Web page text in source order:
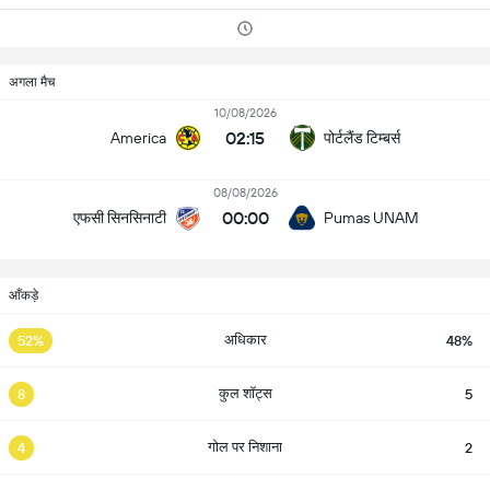
अगला मैच
America
10/08/2026
02:15 पोर्टलैंड टिम्बर्स
एफसी सिनसिनाटी
08/08/2026
00:00 Pumas UNAM
आँकड़े
52% अधिकार 48%
8 कुल शॉट्स 5
4 गोल पर निशाना 2